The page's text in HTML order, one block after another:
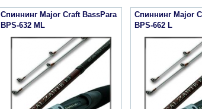
Спиннинг Major Craft BassPara
BPS-632 ML
Спиннинг Major
BPS-662 L